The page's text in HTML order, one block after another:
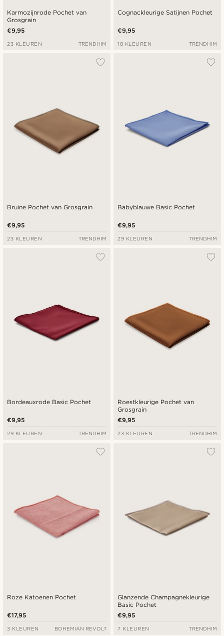
Karmozijnrode Pochet van
Grosgrain
€9,95
23 KLEUREN TRENDHIM
Cognackleurige Satijnen Pochet
€9,95
18 KLEUREN TRENDHIM
Bruine Pochet van Grosgrain
€9,95
23 KLEUREN TRENDHIM
Babyblauwe Basic Pochet
€9,95
29 KLEUREN TRENDHIM
Bordeauxrode Basic Pochet
€9,95
29 KLEUREN TRENDHIM
Roestkleurige Pochet van
Grosgrain
€9,95
23 KLEUREN TRENDHIM
Roze Katoenen Pochet
€17,95
3 KLEUREN BOHEMIAN REVOLT
Glanzende Champagnekleurige
Basic Pochet
€9,95
7 KLEUREN TRENDHIM